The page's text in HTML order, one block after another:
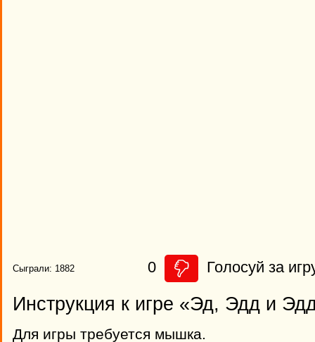
Сыграли: 1882 0 Голосуй за
Инструкция к игре «Эд, Эдд и
Для игры требуется мышка.